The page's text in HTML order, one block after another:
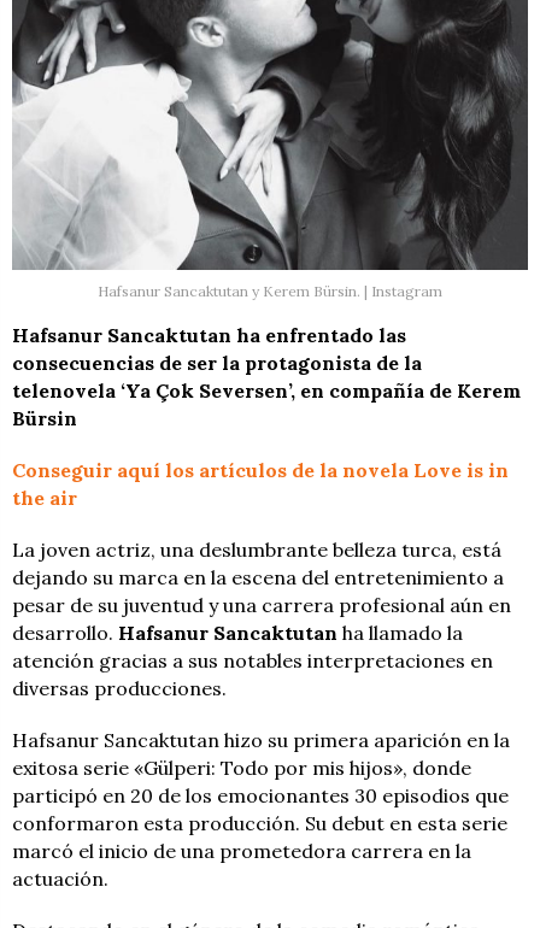
Hafsanur Sancaktutan y Kerem Bürsin. | Instagram
Hafsanur Sancaktutan ha enfrentado las
consecuencias de ser la protagonista de la
telenovela ‘Ya Çok Seversen’, en compañía de Kerem
Bürsin
Conseguir aquí los artículos de la novela Love is in
the air
La joven actriz, una deslumbrante belleza turca, está
dejando su marca en la escena del entretenimiento a
pesar de su juventud y una carrera profesional aún en
desarrollo. Hafsanur Sancaktutan ha llamado la
atención gracias a sus notables interpretaciones en
diversas producciones.
Hafsanur Sancaktutan hizo su primera aparición en la
exitosa serie «Gülperi: Todo por mis hijos», donde
participó en 20 de los emocionantes 30 episodios que
conformaron esta producción. Su debut en esta serie
marcó el inicio de una prometedora carrera en la
actuación.